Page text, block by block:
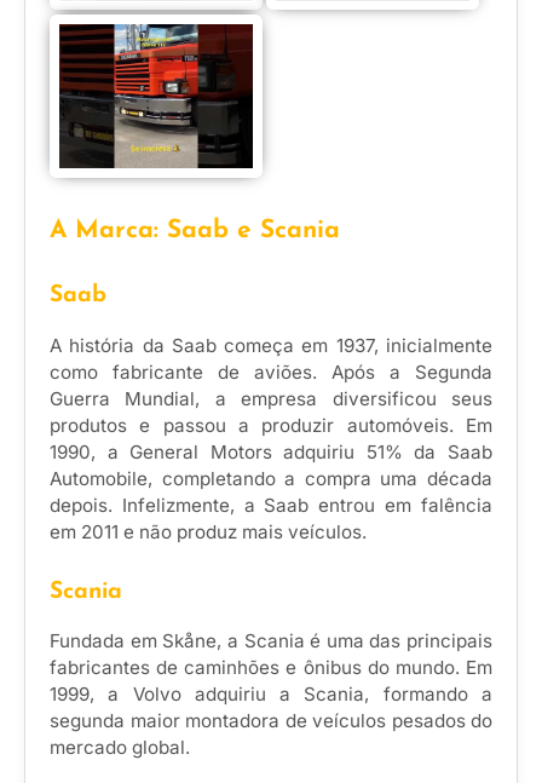
A Marca: Saab e Scania
Saab
A história da Saab começa em 1937, inicialmente
como fabricante de aviões. Após a Segunda
Guerra Mundial, a empresa diversificou seus
produtos e passou a produzir automóveis. Em
1990, a General Motors adquiriu 51% da Saab
Automobile, completando a compra uma década
depois. Infelizmente, a Saab entrou em falência
em 2011 e não produz mais veículos.
Scania
Fundada em Skåne, a Scania é uma das principais
fabricantes de caminhões e ônibus do mundo. Em
1999, a Volvo adquiriu a Scania, formando a
segunda maior montadora de veículos pesados do
mercado global.